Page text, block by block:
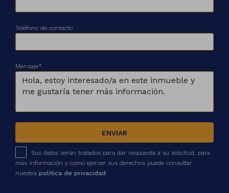
Teléfono de contacto
Mensaje*
ENVIAR
Sus datos serán tratados para dar respuesta a su solicitud, para
más información y como ejercer sus derechos puede consultar
nuestra política de privacidad